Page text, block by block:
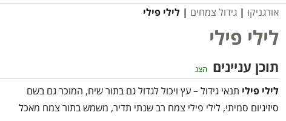
אורגניקו | גידול צמחים | לילי פילי
לילי פילי
תוכן עניינים הצג
לילי פילי תנאי גידול – עץ ויכול לגדול גם בתור שיח, המוכר גם בשם
סיזיגיום סמיתי, לילי פילי צמח רב שנתי תדיר, משמש בתור צמח מאכל